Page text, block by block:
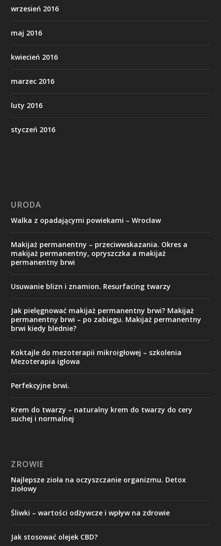
wrzesień 2016
maj 2016
kwiecień 2016
marzec 2016
luty 2016
styczeń 2016
URODA
Walka z opadającymi powiekami – Wrocław
Makijaż permanentny – przeciwwskazania. Okres a
makijaż permanentny, opryszczka a makijaż
permanentny brwi
Usuwanie blizn i znamion. Resurfacing twarzy
Jak pielęgnować makijaż permanentny brwi? Makijaż
permanentny brwi – po zabiegu. Makijaż permanentny
brwi kiedy blednie?
Koktajle do mezoterapii mikroigłowej – szkolenia
Mezoterapia igłowa
Perfekcyjne brwi.
Krem do twarzy – naturalny krem do twarzy do cery
suchej i normalnej
ZROWIE
Najlepsze zioła na oczyszczanie organizmu. Detox
ziołowy
Śliwki – wartości odżywcze i wpływ na zdrowie
Jak stosować olejek CBD?